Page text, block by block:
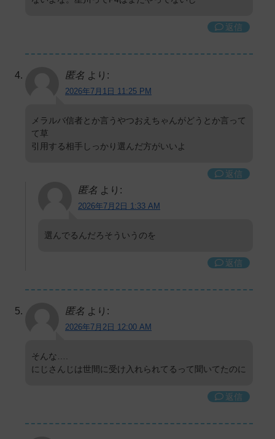
返信
匿名 より:
2026年7月1日 11:25 PM
メラルバ信者とか言うやつおえちゃんがどうとか言って
て草
引用する相手しっかり選んだ方がいいよ
返信
匿名 より:
2026年7月2日 1:33 AM
選んでるんだろそういうのを
返信
匿名 より:
2026年7月2日 12:00 AM
そんな….
にじさんじは世間に受け入れられてるって聞いてたのに
返信